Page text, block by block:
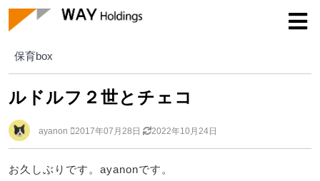
保育box
保育box
ルドルフ２世とチェコ
ayanon 2017年07月28日 2022年10月24日
お久しぶりです。ayanonです。